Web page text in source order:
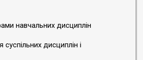
навчальних дисциплін
суспільних дисциплін і